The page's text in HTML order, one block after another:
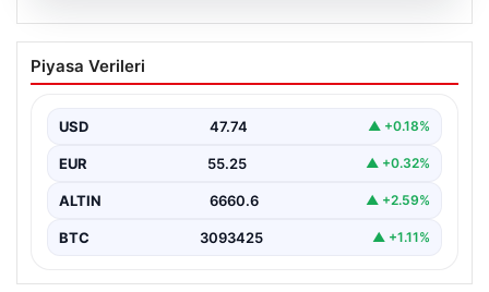
Trafikte Tartışma Kanlı Bitti: Sürücüye
Testere ve Darbe Tehdidi
bir tartışma, şiddet olayına dönüştü. Olay sırasında bir…
Piyasa Verileri
USD 47.74 ▲ +0.18%
EUR 55.25 ▲ +0.32%
ALTIN 6660.6 ▲ +2.59%
BTC 3093425 ▲ +1.11%